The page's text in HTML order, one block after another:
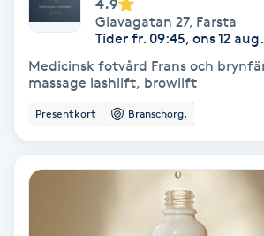
Barnklippning
BIAB
Blowout
Bottenfärg
Glavagatan 27, Farsta
Tider fr. 09:45, ons 12 aug.
Medicinsk fotvård Frans och brynfärg Friskvård
massage lashlift, browlift
Presentkort Branschorg.